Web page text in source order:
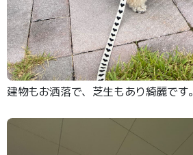
建物もお洒落で、芝生もあり綺麗です。